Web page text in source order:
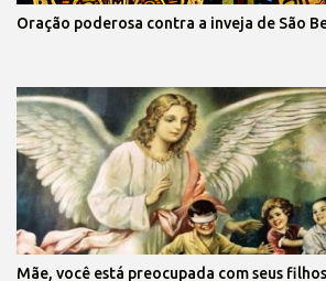
Oração poderosa contra a inveja de São
Mãe, você está preocupada com seus